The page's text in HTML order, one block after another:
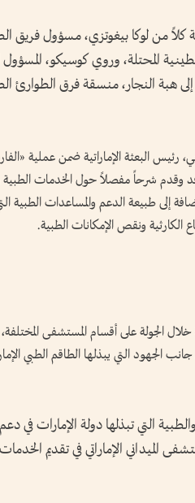
من لوكا بيغوتزي، مسؤول فريق
المحتلة، وروي كوسيكو،
هبة النجار، منسقة فرق الطوارئ
وقدم شرحاً مفصلاً حول الخدمات الطبية
ونقص الإمكانات الطبية.
الجولة على أقسام المستشفى
الجهود التي يبذلها الطاقم الطبي
والطبية التي تبذلها دولة الإمارات
الميداني الإماراتي في تقديم